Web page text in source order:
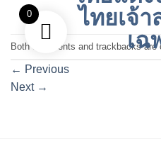
Both comments and trackbacks are
← Previous
Next →
0